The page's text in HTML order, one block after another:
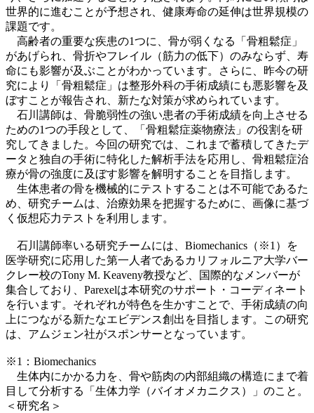
世界的に進むことが予想され、健康寿命の延伸は世界規模の
課題です。
高齢者の重要な疾患の1つに
骨が弱くなる「骨粗鬆症」
があげられ、骨折やフレイル（筋力の低下）のみならず、寿
命にも影響が及ぶことがわかっています。さらに、昨今の研
究により「骨粗鬆症」は整形外科の手術成績にも悪影響を及
ぼすことが報告され、新たな対策が求められています。
石川講師は
骨脆弱性の強い患者の手術成績を向上させる
ための1つの手段として、「骨粗鬆症薬物療法」の役割を研
究してきました。今回の研究では、これまで蓄積してきたデ
ータと独自の手術に特化した解析手法を応用し、骨粗鬆症治
療が骨の強度に及ぼす影響を解明することを目指します。
生体患者の骨を機械的にテストすることは不可能であるた
め、研究チームは、治療効果を把握するために、画像に基づ
く仮想応力テストを利用します。
石川講師率いる研究チームには、Biomechanics（※1）を
医学研究に応用した第一人者であるカリフォルニア大学バー
クレー校のTony M. Keaveny教授など、国際的なメンバーが
集合しており、Parexelは本研究のサポート・コーディネート
を行います。それぞれが特色を生かすことで、手術成績の向
上につながる新たなエビデンス創出を目指します。この研究
は
アムジェン社がスポンサーとなっています。
※1：Biomechanics
生体内にかかる力を、骨や筋肉の内部組織の構造にまで着
目して分析する「生体力学（バイオメカニクス）」のこと。
＜研究名＞